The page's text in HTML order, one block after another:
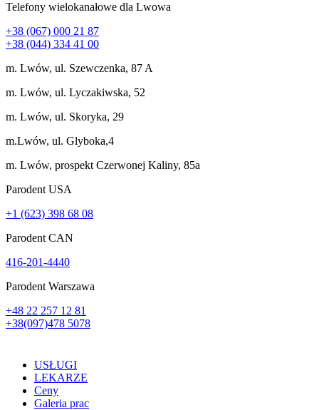
Telefony wielokanałowe dla Lwowa
+38 (067) 000 21 87
+38 (044) 334 41 00
m. Lwów, ul. Szewczenka, 87 A
m. Lwów, ul. Lyczakiwska, 52
m. Lwów, ul. Skoryka, 29
m.Lwów, ul. Glyboka,4
m. Lwów, prospekt Czerwonej Kaliny, 85a
Parodent USА
+1 (623) 398 68 08
Parodent CAN
416-201-4440
Parodent Warszawa
+48 22 257 12 81
+38(097)478 5078
USŁUGI
LEKARZE
Ceny
Galeria prac